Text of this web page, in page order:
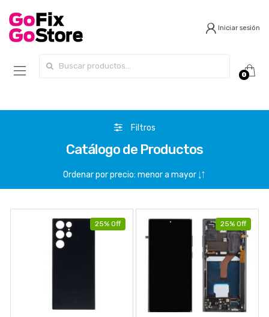
Iniciar sesión
0
Filtros
Catálogo de Productos
25% Off 25% Off